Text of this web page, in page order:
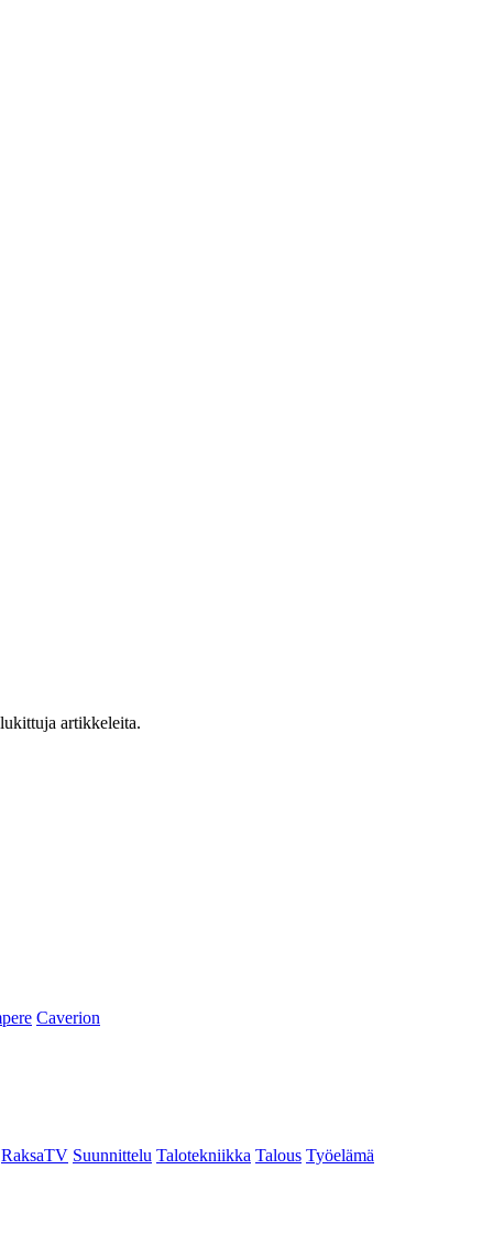
artikkeleita.
Caverion
RaksaTV Suunnittelu Talotekniikka Talous Työelämä